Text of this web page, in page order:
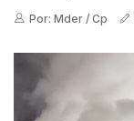
Por: Mder / Cp